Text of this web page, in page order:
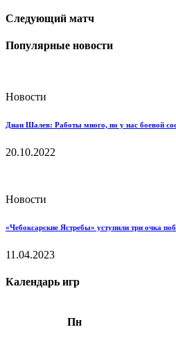
Следующий матч
Популярные новости
Новости
Диан Шалев: Работы много, но у нас боевой
20.10.2022
Новости
«Чебоксарские Ястребы» уступили три очка
11.04.2023
Календарь игр
Пн